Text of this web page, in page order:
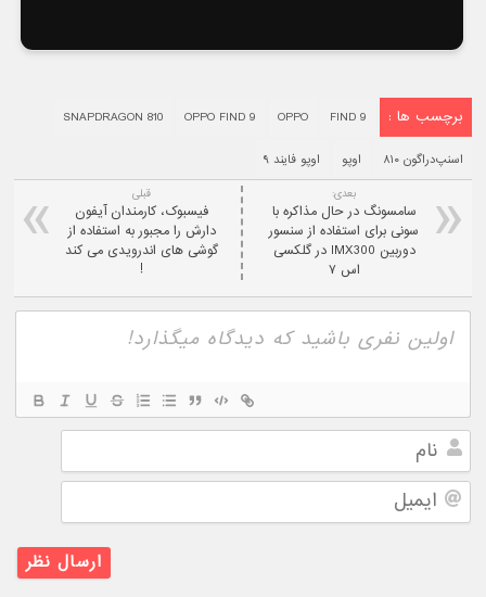
برچسب ها : FIND 9
OPPO
OPPO FIND 9
SNAPDRAGON 810
اسنپ‌دراگون ۸۱۰ اوپو اوپو فایند ۹
قبلی
فیسبوک، کارمندان آیفون
دارش را مجبور به استفاده از
گوشی های اندرویدی می کند
!
بعدی:
سامسونگ در حال مذاکره با
سونی برای استفاده از سنسور
دوربین IMX300 در گلکسی
اس ۷
نام
ایمیل